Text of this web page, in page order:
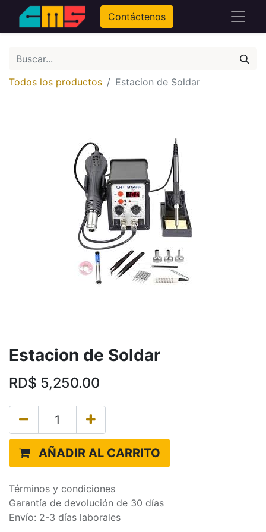
Contáctenos
Todos los productos Estacion de Soldar
Estacion de Soldar
RD$ 5,250.00
AÑADIR AL CARRITO
Términos y condiciones
Garantía de devolución de 30 días
Envío: 2-3 días laborales